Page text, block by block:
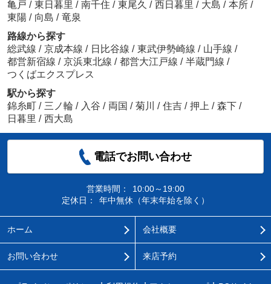
亀戸 / 東日暮里 / 南千住 / 東尾久 / 西日暮里 / 大島 / 本所 /
東陽 / 向島 / 竜泉
路線から探す
総武線 / 京成本線 / 日比谷線 / 東武伊勢崎線 / 山手線 /
都営新宿線 / 京浜東北線 / 都営大江戸線 / 半蔵門線 /
つくばエクスプレス
駅から探す
錦糸町 / 三ノ輪 / 入谷 / 両国 / 菊川 / 住吉 / 押上 / 森下 /
日暮里 / 西大島
電話でお問い合わせ
営業時間：
10:00～19:00
定休日：
年中無休（年末年始を除く）
ホーム 会社概要
お問い合わせ 来店予約